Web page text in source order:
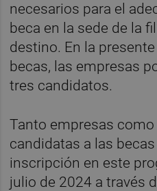
necesarios para el
beca en la sede de la
destino. En la
becas, las empresas
tres candidatos.
Tanto empresas
candidatas a las
inscripción en este
julio de 2024 a través